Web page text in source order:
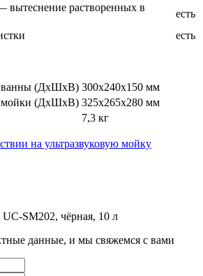
вытеснение растворенных в
есть
есть
ванны (ДхШхВ) 300х240х150 мм
мойки (ДхШхВ) 325х265х280 мм
7,3 кг
на ультразвуковую мойку
UC-SM202, чёрная, 10 л
данные, и мы свяжемся с вами